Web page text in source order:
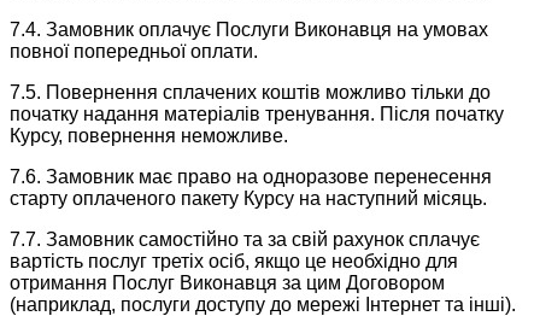
7.4. Замовник оплачує Послуги Виконавця на умовах
повної попередньої оплати.
7.5. Повернення сплачених коштів можливо тільки до
початку надання матеріалів тренування. Після початку
Курсу, повернення неможливе.
7.6. Замовник має право на одноразове перенесення
старту оплаченого пакету Курсу на наступний місяць.
7.7. Замовник самостійно та за свій рахунок сплачує
вартість послуг третіх осіб, якщо це необхідно для
отримання Послуг Виконавця за цим Договором
(наприклад, послуги доступу до мережі Інтернет та інші).